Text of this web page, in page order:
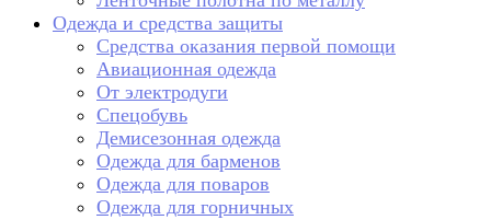
Одежда и средства защиты
Средства оказания первой помощи
Авиационная одежда
От электродуги
Спецобувь
Демисезонная одежда
Одежда для барменов
Одежда для поваров
Одежда для горничных